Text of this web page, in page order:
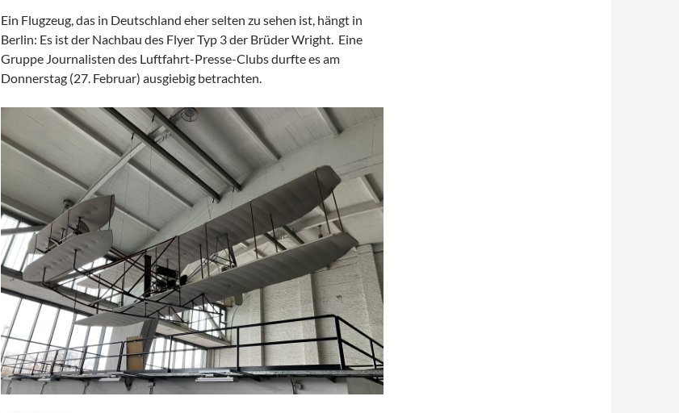
Ein Flugzeug, das in Deutschland eher selten zu sehen ist, hängt in
Berlin: Es ist der Nachbau des Flyer Typ 3 der Brüder Wright. Eine
Gruppe Journalisten des Luftfahrt-Presse-Clubs durfte es am
Donnerstag (27. Februar) ausgiebig betrachten.